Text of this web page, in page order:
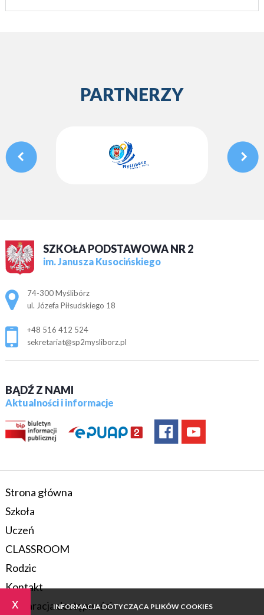
x INFORMACJA DOTYCZĄCA PLIKÓW COOKIES
PARTNERZY
SZKOŁA PODSTAWOWA NR 2
im. Janusza Kusocińskiego
Adres pocztowy:
74-300 Myślibórz
ul. Józefa Piłsudskiego 18
+48 516 412 524
sekretariat@sp2mysliborz.pl
BĄDŹ Z NAMI
Aktualności i informacje
Strona główna
Szkoła
Uczeń
CLASSROOM
Rodzic
Kontakt
Deklaracja dostępności